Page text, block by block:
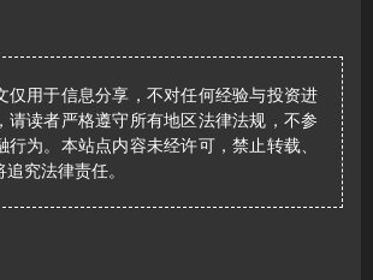
仅用于信息分享，不对任何经验与投资进
请读者严格遵守所有地区法律法规，不参
行为。本站点内容未经许可，禁止转载、
究法律责任。